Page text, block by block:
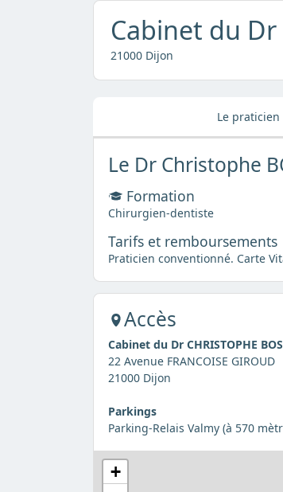
Cabinet du Dr
21000 Dijon
Le praticien
Le Dr Christophe
Formation
Chirurgien-dentiste
Tarifs et remboursements
Praticien conventionné. Carte
Accès
Cabinet du Dr CHRISTOPHE
22 Avenue FRANCOISE GIROUD
21000 Dijon
Parkings
Parking-Relais Valmy (à 570
+